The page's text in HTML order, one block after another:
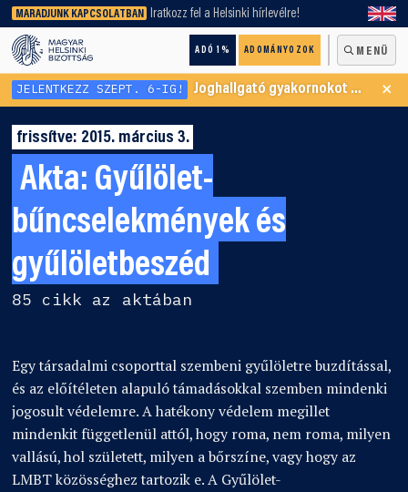
MARADJUNK KAPCSOLATBAN Iratkozz fel a Helsinki hírlevélre!
ADÓ 1% ADOMÁNYOZOK MENÜ
keresőnket!
JELENTKEZZ SZEPT. 6-IG! Joghallgató gyakornokot keresünk Menekültügyi Programunkba ×
frissítve: 2015. március 3.
Akta: Gyűlölet-
bűncselekmények és
gyűlöletbeszéd
85 cikk az aktában
Egy társadalmi csoporttal szembeni gyűlöletre buzdítással,
és az előítéleten alapuló támadásokkal szemben mindenki
jogosult védelemre. A hatékony védelem megillet
mindenkit függetlenül attól, hogy roma, nem roma, milyen
vallású, hol született, milyen a bőrszíne, vagy hogy az
LMBT közösséghez tartozik e. A Gyűlölet-